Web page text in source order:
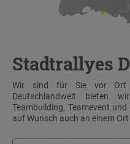
Stadtrallyes
Wir sind für Sie vor Ort
Deutschlandweit bieten
Teambuilding, Teamevent
auf Wunsch auch an einem